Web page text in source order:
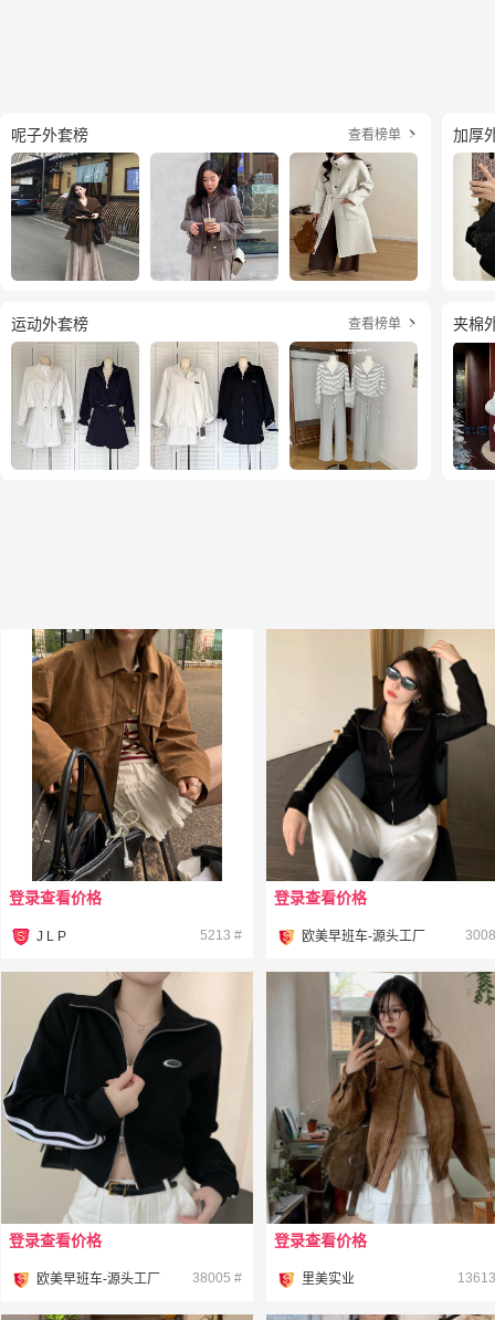
呢子外套榜 查看榜单  加厚
运动外套榜 查看榜单  夹棉
¥
J L P 5213 #
登录查看价格 ¥
欧美早班车-源头工厂
登录查看价格
¥
欧美早班车-源头工厂 38005 #
登录查看价格 ¥
里美实业
登录查看价格